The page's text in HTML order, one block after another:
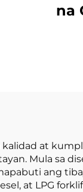
na
kalidad at
Mula sa
ang
at LPG